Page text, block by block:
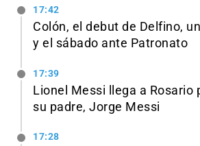
17:42
Colón, el debut de Delfino,
y el sábado ante Patronato
17:39
Lionel Messi llega a Rosario
su padre, Jorge Messi
17:28